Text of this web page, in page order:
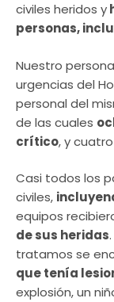
civiles heridos y
personas,
Nuestro
urgencias del
personal del
de las cuales
crítico, y
Casi todos los
civiles,
equipos
de sus heridas
tratamos se
que tenía
explosión, un